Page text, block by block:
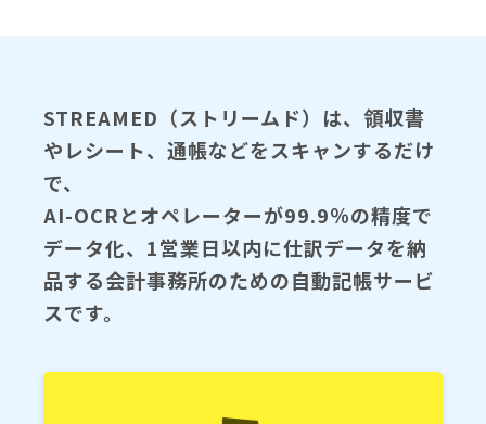
STREAMED（ストリームド）は、領収書
やレシート、通帳などをスキャンするだけ
で、
AI-OCRとオペレーターが99.9％の精度で
データ化、1営業日以内に仕訳データを納
品する会計事務所のための自動記帳サービ
スです。